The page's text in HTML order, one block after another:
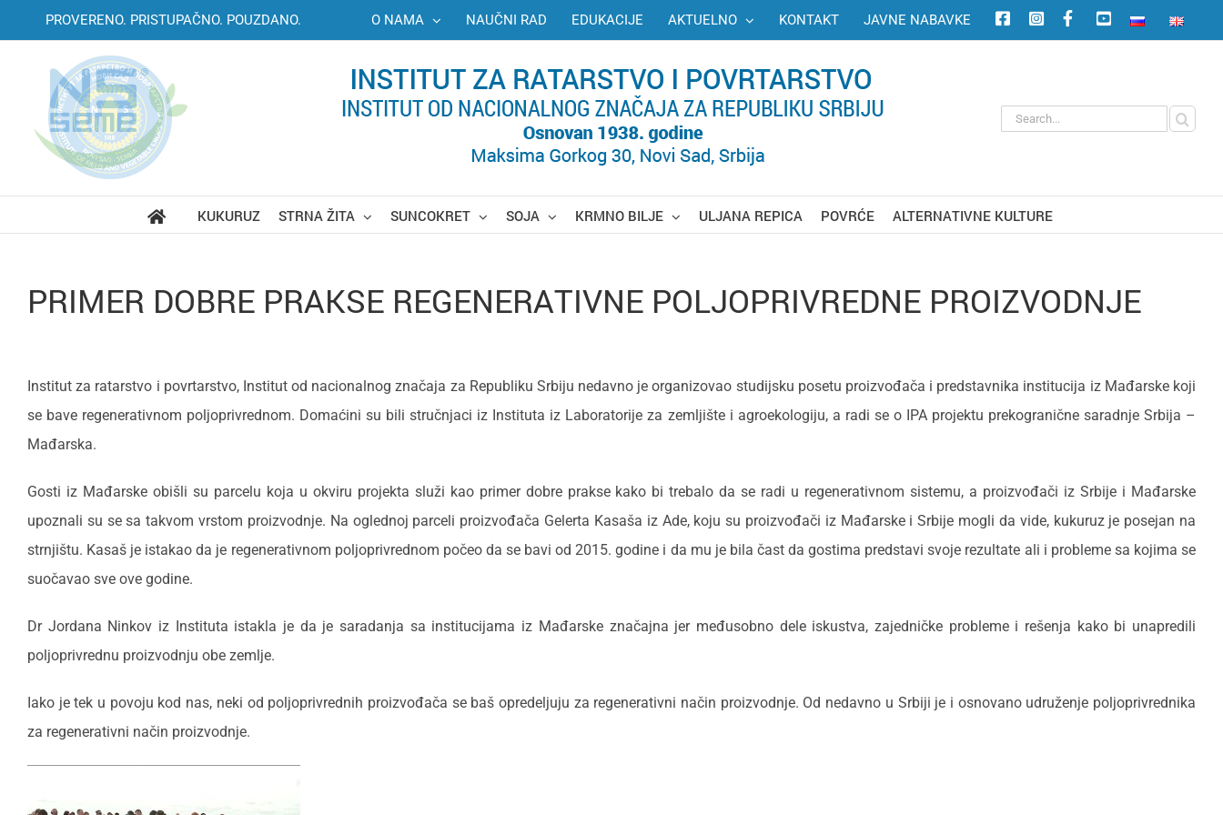
to
PROVERENO. PRISTUPAČNO. POUZDANO. O NAMA NAUČNI RAD EDUKACIJE AKTUELNO KONTAKT JAVNE NABAVKE
Search
KUKURUZ STRNA ŽITA SUNCOKRET SOJA KRMNO BILJE ULJANA REPICA POVRĆE ALTERNATIVNE KULTURE
PRIMER DOBRE PRAKSE REGENERATIVNE POLJOPRIVREDNE PROIZVODNJE
Institut za ratarstvo i povrtarstvo, Institut od nacionalnog značaja za Republiku Srbiju nedavno je organizovao studijsku posetu proizvođača i predstavnika institucija iz Mađarske koji
se bave regenerativnom poljoprivrednom. Domaćini su bili stručnjaci iz Instituta iz Laboratorije za zemljište i agroekologiju, a radi se o IPA projektu prekogranične saradnje Srbija –
Mađarska.
Gosti iz Mađarske obišli su parcelu koja u okviru projekta služi kao primer dobre prakse kako bi trebalo da se radi u regenerativnom sistemu, a proizvođači iz Srbije i Mađarske
upoznali su se sa takvom vrstom proizvodnje. Na oglednoj parceli proizvođača Gelerta Kasaša iz Ade, koju su proizvođači iz Mađarske i Srbije mogli da vide, kukuruz je posejan na
strnjištu. Kasaš je istakao da je regenerativnom poljoprivrednom počeo da se bavi od 2015. godine i da mu je bila čast da gostima predstavi svoje rezultate ali i probleme sa kojima se
suočavao sve ove godine.
Dr Jordana Ninkov iz Instituta istakla je da je saradanja sa institucijama iz Mađarske značajna jer međusobno dele iskustva, zajedničke probleme i rešenja kako bi unapredili
poljoprivrednu proizvodnju obe zemlje.
Iako je tek u povoju kod nas, neki od poljoprivrednih proizvođača se baš opredeljuju za regenerativni način proizvodnje. Od nedavno u Srbiji je i osnovano udruženje poljoprivrednika
za regenerativni način proizvodnje.